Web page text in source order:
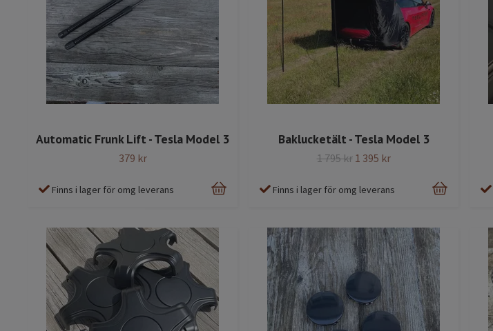
Automatic Frunk Lift - Tesla Model 3
379 kr
Finns i lager för omg leverans
Baklucketält - Tesla Model 3
1 795 kr 1 395 kr
Finns i lager för omg leverans